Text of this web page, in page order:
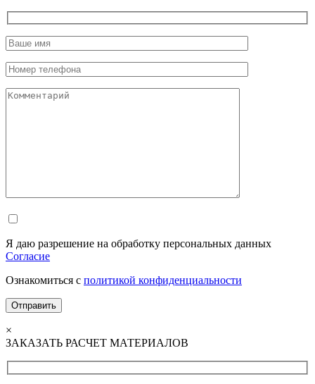
Я даю разрешение на обработку персональных данных
Согласие
Ознакомиться с политикой конфиденциальности
×
ЗАКАЗАТЬ РАСЧЕТ МАТЕРИАЛОВ